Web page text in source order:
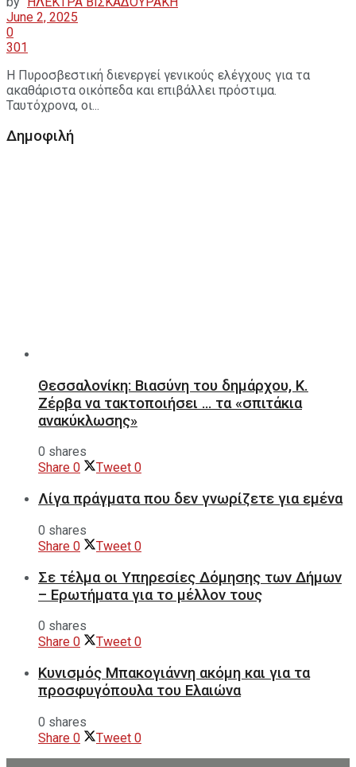
June 2, 2025
0
301
Η Πυροσβεστική διενεργεί γενικούς ελέγχους για τα
ακαθάριστα οικόπεδα και επιβάλλει πρόστιμα.
Ταυτόχρονα, οι...
Δημοφιλή
Θεσσαλονίκη: Βιασύνη του δημάρχου, Κ.
Ζέρβα να τακτοποιήσει … τα «σπιτάκια
ανακύκλωσης»
0 shares
Share 0 Tweet 0
Λίγα πράγματα που δεν γνωρίζετε για εμένα
0 shares
Share 0 Tweet 0
Σε τέλμα οι Υπηρεσίες Δόμησης των Δήμων
– Ερωτήματα για το μέλλον τους
0 shares
Share 0 Tweet 0
Κυνισμός Μπακογιάννη ακόμη και για τα
προσφυγόπουλα του Ελαιώνα
0 shares
Share 0 Tweet 0